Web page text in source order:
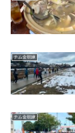
チム金朝練
チム金朝練